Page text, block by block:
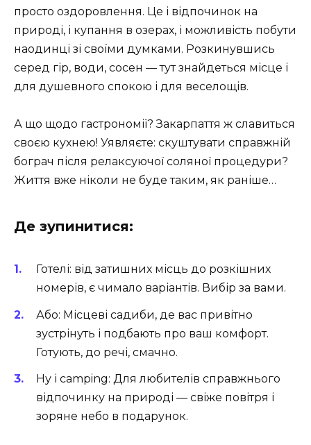
просто оздоровлення. Це і відпочинок на
природі, і купання в озерах, і можливість побути
наодинці зі своїми думками. Розкинувшись
серед гір, води, сосен — тут знайдеться місце і
для душевного спокою і для веселощів.
А що щодо гастрономії? Закарпаття ж славиться
своєю кухнею! Уявляєте: скуштувати справжній
бограч після релаксуючої соляної процедури?
Життя вже ніколи не буде таким, як раніше…
Де зупинитися:
Готелі: від затишних місць до розкішних
номерів, є чимало варіантів. Вибір за вами.
Або: Місцеві садиби, де вас привітно
зустрінуть і подбають про ваш комфорт.
Готують, до речі, смачно.
Ну і camping: Для любителів справжнього
відпочинку на природі — свіже повітря і
зоряне небо в подарунок.